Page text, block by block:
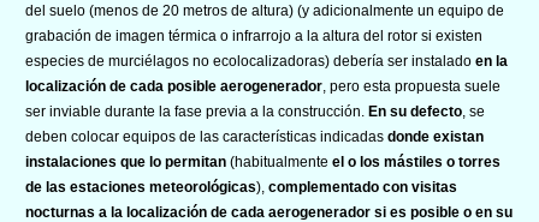
del suelo (menos de 20 metros de altura) (y adicionalmente un equipo de
grabación de imagen térmica o infrarrojo a la altura del rotor si existen
especies de murciélagos no ecolocalizadoras) debería ser instalado en la
localización de cada posible aerogenerador , pero esta propuesta suele
ser inviable durante la fase previa a la construcción. En su defecto , se
deben colocar equipos de las características indicadas donde existan
instalaciones que lo permitan (habitualmente el o los mástiles o torres
de las estaciones meteorológicas), complementado con visitas
nocturnas a la localización de cada aerogenerador si es posible o en su